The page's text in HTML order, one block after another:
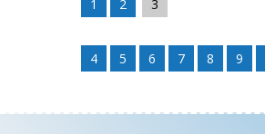
1 2 3
4 5 6 7 8 9